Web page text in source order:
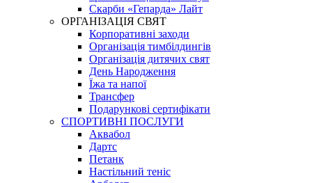
Скарби «Гепарда» Лайт
ОРГАНІЗАЦІЯ СВЯТ
Корпоративні заходи
Організація тимбілдингів
Організація дитячих свят
День Народження
Їжа та напої
Трансфер
Подарункові сертифікати
СПОРТИВНІ ПОСЛУГИ
Аквабол
Дартс
Петанк
Настільний теніс